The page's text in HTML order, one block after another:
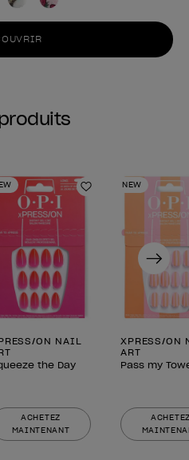
aux favorisAjouter aux
ON NAIL
the Day
ACHETEZ
MAINTENANT
NEW
XPRESS/ON
ART
Pass my
Next